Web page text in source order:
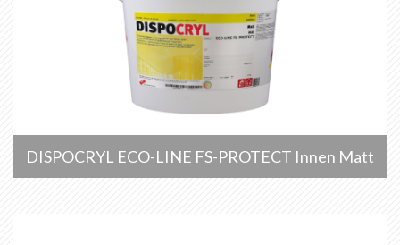
DISPOCRYL ECO-LINE FS-PROTECT Innen Matt